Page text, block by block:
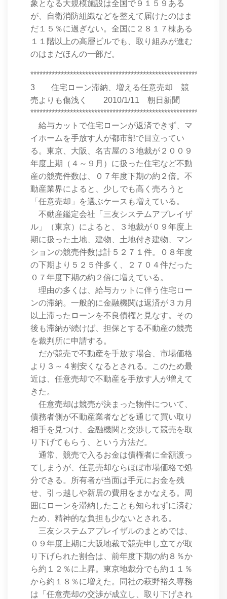
象となる大規模施設は全国で９１５９ある
が、自衛消防組織などを整えて届けたのはま
だ１５％に過ぎない。全国に２８１７棟ある
１１階以上の高層ビルでも、取り組みが進む
のはまだほんの一部だ。
3 住宅ローン滞納、増える任意売却 競
売よりも傷浅く 2010/1/11 朝日新聞
給与カットで住宅ローンが返済できず、マ
イホームを手放す人が都市部で目立ってい
る。東京、大阪、名古屋の３地裁が２００９
年度上期（４～９月）に扱った住宅など不動
産の競売件数は、０７年度下期の約２倍。不
動産業界によると、少しでも高く売ろうと
「任意売却」を選ぶケースも増えている。
不動産鑑定会社「三友システムアプレイザ
ル」（東京）によると、３地裁が０９年度上
期に扱った土地、建物、土地付き建物、マン
ションの競売件数は計５２７１件。０８年度
の下期より５２５件多く、２７０４件だった
０７年度下期の約２倍に増えている。
理由の多くは、給与カットに伴う住宅ロー
ンの滞納。一般的に金融機関は返済が３カ月
以上滞ったローンを不良債権と見なす。その
後も滞納が続けば、担保とする不動産の競売
を裁判所に申請する。
だが競売で不動産を手放す場合、市場価格
より３～４割安くなるとされる。このため最
近は、任意売却で不動産を手放す人が増えて
きた。
任意売却は競売が決まった物件について、
債務者側が不動産業者などを通じて買い取り
相手を見つけ、金融機関と交渉して競売を取
り下げてもらう、という方法だ。
通常、競売で入るお金は債権者に全額渡っ
てしまうが、任意売却ならほぼ市場価格で処
分できる。所有者が当面は手元にお金を残
せ、引っ越しや新居の費用をまかなえる。周
囲にローンを滞納したことも知られずに済む
ため、精神的な負担も少ないとされる。
三友システムアプレイザルのまとめでは、
０９年度上期に大阪地裁で競売申し立てが取
り下げられた割合は、前年度下期の約８％か
ら約１２％に上昇。東京地裁分でも約１１％
から約１８％に増えた。同社の萩野裕久専務
は「任意売却の交渉が成立し、取り下げされ